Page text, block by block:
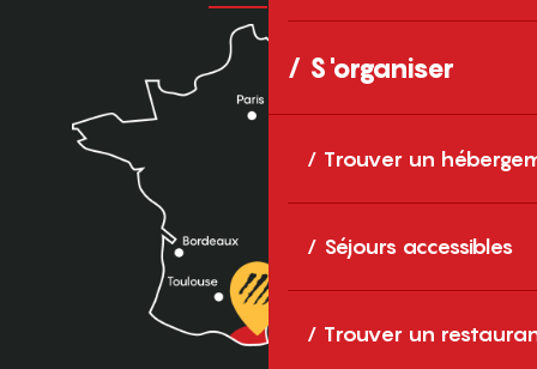
S'organiser
Trouver un
Séjours accessibles
Trouver un